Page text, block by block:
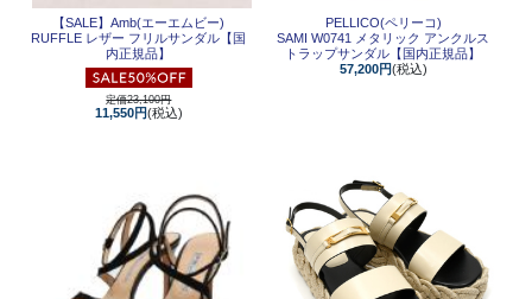
【SALE】Amb(エーエムビー)
RUFFLE レザー フリルサンダル【国
内正規品】
定価23,100円
11,550円(税込)
PELLICO(ペリーコ)
SAMI W0741 メタリック アンクルス
トラップサンダル【国内正規品】
57,200円(税込)